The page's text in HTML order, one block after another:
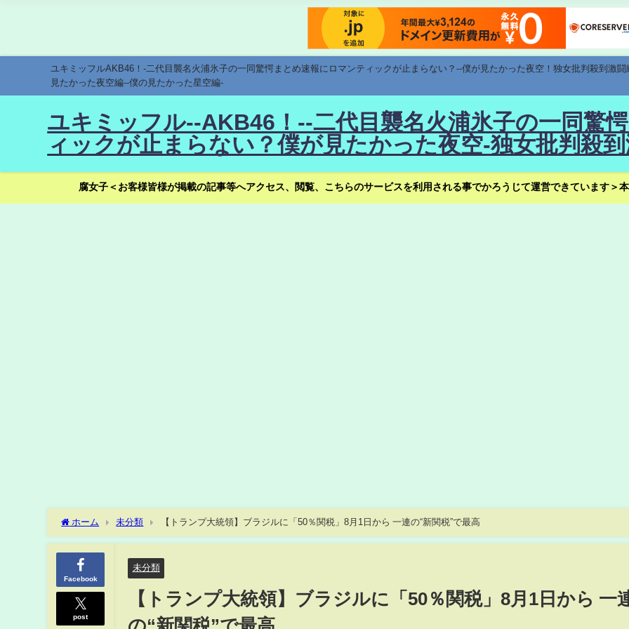
ユキミッフルAKB46！-二代目襲名火浦氷子の一同驚愕まとめ速報にロマンティックが止まらない？--僕が見たかった夜空！独女批判殺到激
見たかった夜空編--僕の見たかった星空編-
ユキミッフル--AKB46！--二代目襲名火浦氷子の一同驚
ィックが止まらない？僕が見たかった夜空-独女批判殺
腐女子＜お客様皆様が掲載の記事等へアクセス、閲覧、こちらのサービスを利用される事でかろうじて運営できています＞
ホーム 未分類 【トランプ大統領】ブラジルに「50％関税」8月1日から 一連の“新関税”で最高
Facebook
post
未分類
【トランプ大統領】ブラジルに「50％関税」8月1日から 一